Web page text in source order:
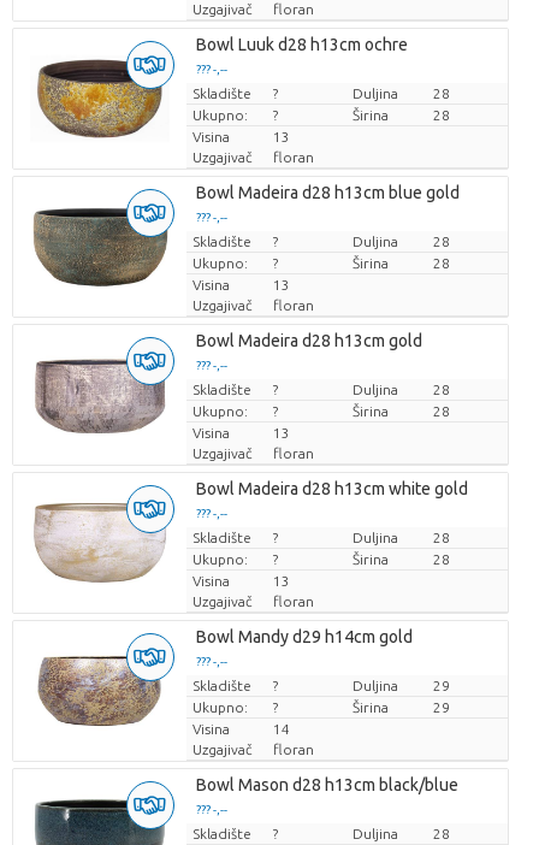
Uzgajivač
floran
Bowl Luuk d28 h13cm ochre
??? -,--
Cijena po komadu
Skladište ? Duljina
28
Ukupno:
? Širina
28
Visina
13
Uzgajivač
floran
Bowl Madeira d28 h13cm blue gold
??? -,--
Cijena po komadu
Skladište ? Duljina
28
Ukupno:
? Širina
28
Visina
13
Uzgajivač
floran
Bowl Madeira d28 h13cm gold
??? -,--
Cijena po komadu
Skladište ? Duljina
28
Ukupno:
? Širina
28
Visina
13
Uzgajivač
floran
Bowl Madeira d28 h13cm white gold
??? -,--
Cijena po komadu
Skladište ? Duljina
28
Ukupno:
? Širina
28
Visina
13
Uzgajivač
floran
Bowl Mandy d29 h14cm gold
??? -,--
Cijena po komadu
Skladište ? Duljina
29
Ukupno:
? Širina
29
Visina
14
Uzgajivač
floran
Bowl Mason d28 h13cm black/blue
??? -,--
Cijena po komadu
Skladište ? Duljina
28